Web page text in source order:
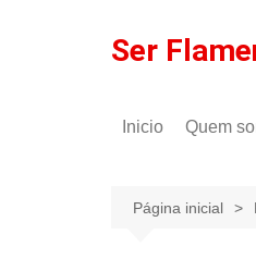
Ser
Inicio Quem
Política
Página inicial